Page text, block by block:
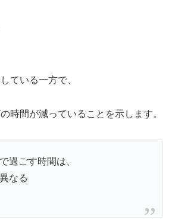
ている一方で、
時間が減っていることを示します。
過ごす時間は、
なる